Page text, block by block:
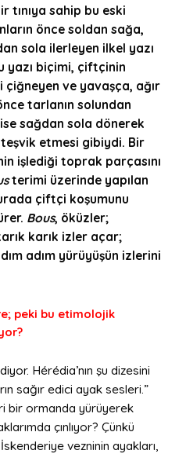
tınıya sahip bu eski
önce soldan sağa,
sola ilerleyen ilkel yazı
yazı biçimi, çiftçinin
çiğneyen ve yavaşça, ağır
tarlanın solundan
sağdan sola dönerek
etmesi gibiydi. Bir
işlediği toprak parçasını
terimi üzerinde yapılan
çiftçi koşumunu
Bous, öküzler;
karık izler açar;
adım yürüyüşün izlerini
peki bu etimolojik
Hérédia’nın şu dizesini
sağır edici ayak sesleri.”
bir ormanda yürüyerek
çınlıyor? Çünkü
vezninin ayakları,